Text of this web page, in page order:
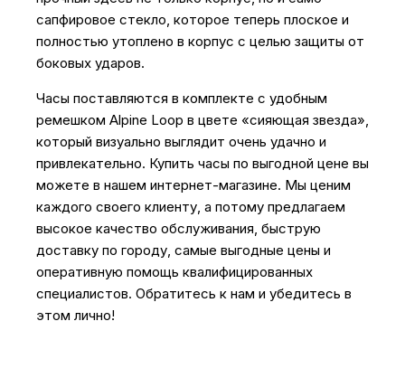
сапфировое стекло, которое теперь плоское и
полностью утоплено в корпус с целью защиты от
боковых ударов.
Часы поставляются в комплекте с удобным
ремешком Alpine Loop в цвете «сияющая звезда»,
который визуально выглядит очень удачно и
привлекательно. Купить часы по выгодной цене вы
можете в нашем интернет-магазине. Мы ценим
каждого своего клиенту, а потому предлагаем
высокое качество обслуживания, быструю
доставку по городу, самые выгодные цены и
оперативную помощь квалифицированных
специалистов. Обратитесь к нам и убедитесь в
этом лично!